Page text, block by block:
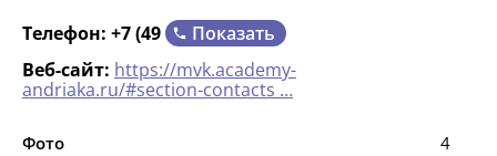
Телефон: +7 (49
Показать
Веб-сайт: https://mvk.academy-
andriaka.ru/#section-contacts …
Фото 4